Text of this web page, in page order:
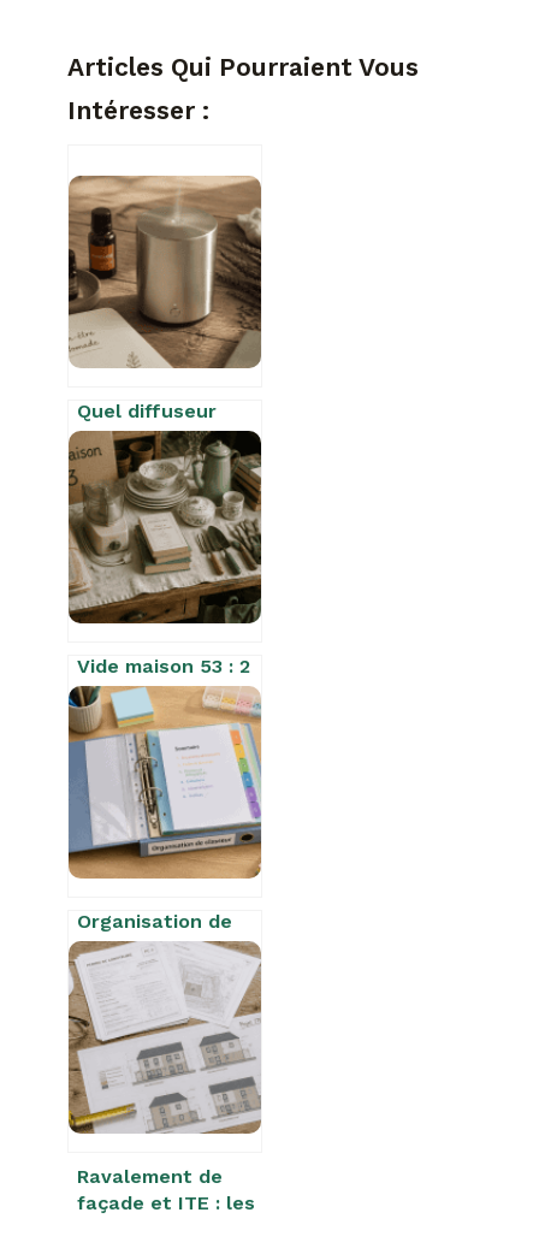
Articles Qui Pourraient Vous
Intéresser :
Quel diffuseur
d’huiles
essentielles sans
fil choisir ?
Mobilité,
efficacité et
autonomie pour
votre bien-être
Vide maison 53 : 2
démarches
obligatoires et 4
stratégies pour
réussir vos ventes
Organisation de
classeur : 4
étapes pour
transformer votre
chaos
documentaire en
système efficace
Ravalement de
façade et ITE : les